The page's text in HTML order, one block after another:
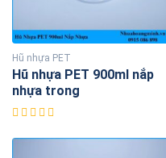
Hũ nhựa PET
Hũ nhựa PET 900ml nắp
nhựa trong